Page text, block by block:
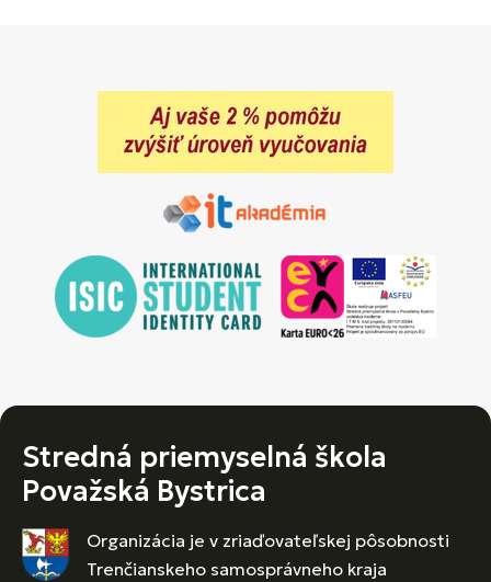
Stredná priemyselná škola
Považská Bystrica
Organizácia je v zriaďovateľskej pôsobnosti
Trenčianskeho samosprávneho kraja